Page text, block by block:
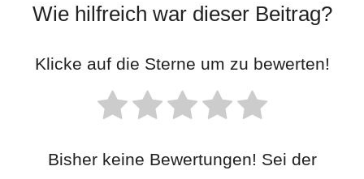
Wie hilfreich war dieser Beitrag?
Klicke auf die Sterne um zu bewerten!
Bisher keine Bewertungen! Sei der